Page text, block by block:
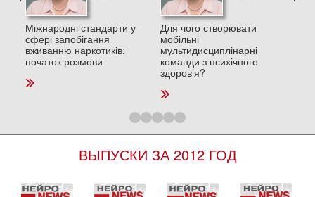
Міжнародні стандарти у
сфері запобігання
вживанню наркотиків:
початок розмови
Для чого створювати
мобільні
мультидисциплінарні
команди з психічного
здоров’я?
ВЫПУСКИ ЗА 2012 ГОД